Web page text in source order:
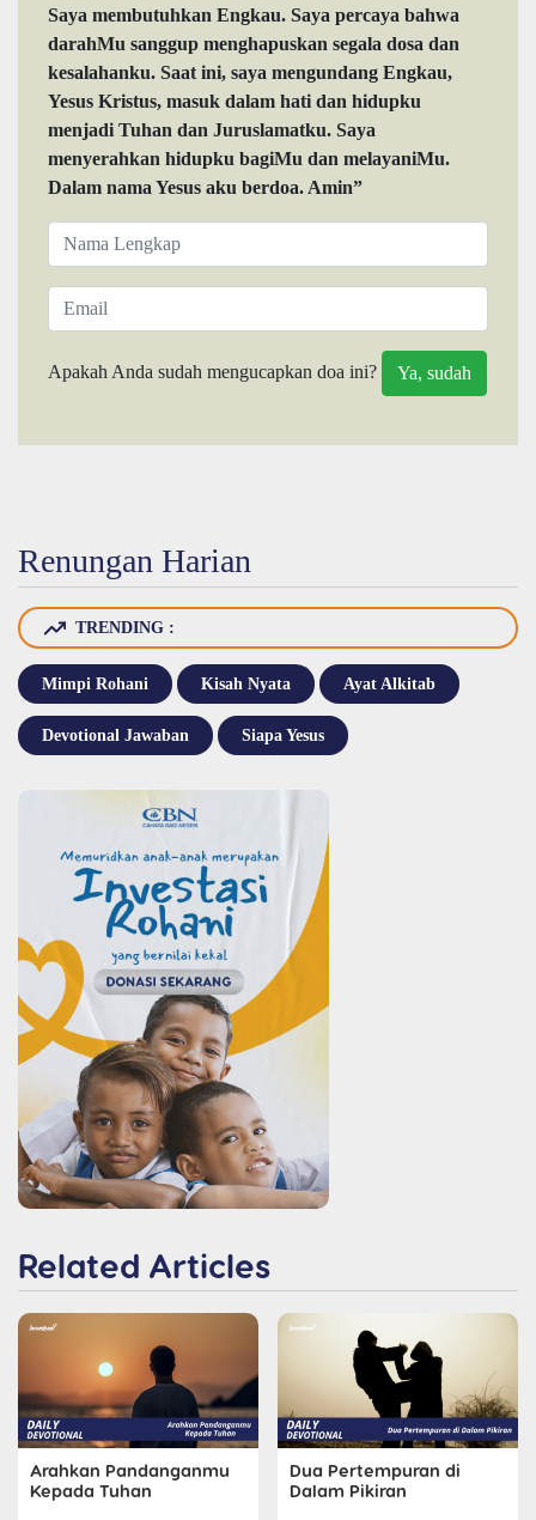
Saya membutuhkan Engkau. Saya percaya bahwa
darahMu sanggup menghapuskan segala dosa dan
kesalahanku. Saat ini, saya mengundang Engkau,
Yesus Kristus, masuk dalam hati dan hidupku
menjadi Tuhan dan Juruslamatku. Saya
menyerahkan hidupku bagiMu dan melayaniMu.
Dalam nama Yesus aku berdoa. Amin”
Apakah Anda sudah mengucapkan doa ini?
Renungan Harian
TRENDING :
Mimpi Rohani Kisah Nyata Ayat Alkitab
Devotional Jawaban Siapa Yesus
Related Articles
Arahkan Pandanganmu
Kepada Tuhan
Dua Pertempuran di
Dalam Pikiran